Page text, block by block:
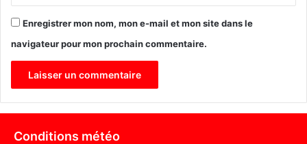
Enregistrer mon nom, mon e-mail et mon site dans le
navigateur pour mon prochain commentaire.
Conditions météo